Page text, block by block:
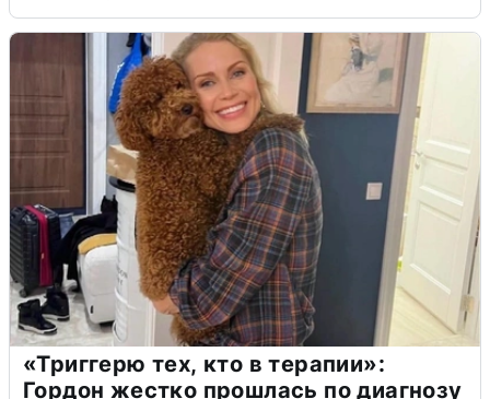
«Триггерю тех, кто в терапии»:
Гордон жестко прошлась по диагнозу